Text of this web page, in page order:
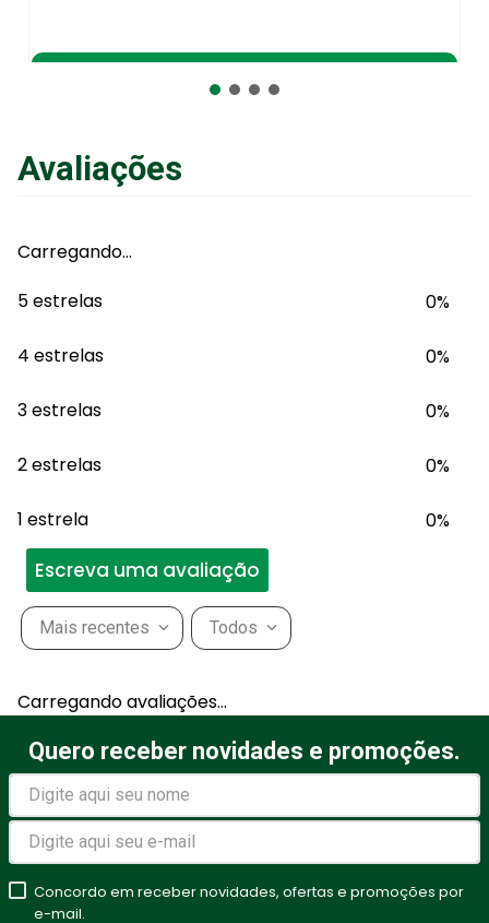
Avaliações
Carregando…
5 estrelas
0%
4 estrelas 0%
3 estrelas 0%
2 estrelas 0%
1 estrela 0%
Escreva uma avaliação
Avalie o produto de 1 a 5
estrelas
★★★★★
Mais recentes Todos
Carregando avaliações…
Quero receber novidades e promoções.
Concordo em receber novidades, ofertas e promoções por
e-mail.